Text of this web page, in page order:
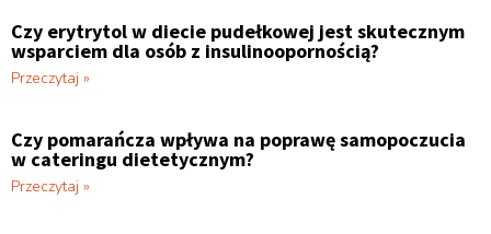
Czy erytrytol w diecie pudełkowej jest skutecznym
wsparciem dla osób z insulinoopornością?
Przeczytaj »
Czy pomarańcza wpływa na poprawę samopoczucia
w cateringu dietetycznym?
Przeczytaj »